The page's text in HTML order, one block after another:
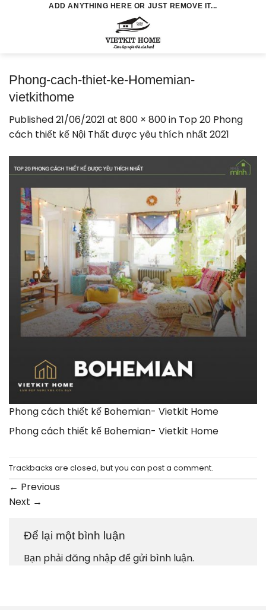
ADD ANYTHING HERE OR JUST REMOVE IT...
Phong-cach-thiet-ke-Homemian-
vietkithome
Published21/06/2021 at 800 × 800in Top 20 Phong
cách thiết kế Nội Thất được yêu thích nhất 2021
Phong cách thiết kế Bohemian- Vietkit Home
Phong cách thiết kế Bohemian- Vietkit Home
Trackbacks are closed, but you can post a comment.
← Previous
Next →
Để lại một bình luận
Bạn phảiđăng nhậpđể gửi bình luận.